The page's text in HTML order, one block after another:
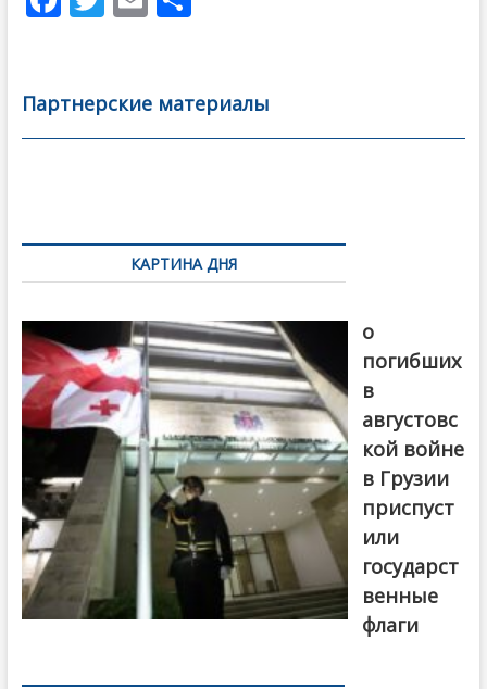
b
o
er l
а
в
Партнерские материалы
по
записямКАРТИНА ДНЯ
о
погибших
в
августовс
кой войне
в Грузии
приспуст
или
государст
венные
флаги